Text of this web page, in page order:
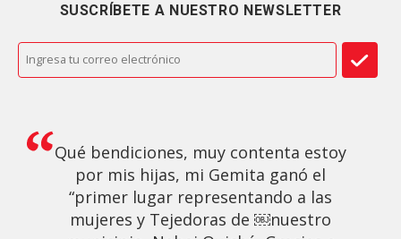
SUSCRÍBETE A NUESTRO NEWSLETTER
Qué bendiciones, muy contenta estoy
por mis hijas, mi Gemita ganó el
“primer lugar representando a las
mujeres y Tejedoras de ￼nuestro